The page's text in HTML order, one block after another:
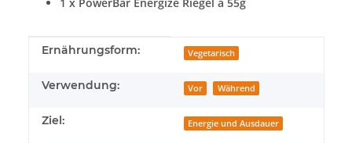
Produkteigenschaft
Wert
Ernährungsform: Vegetarisch
Verwendung: Vor Während
Ziel: Energie und Ausdauer